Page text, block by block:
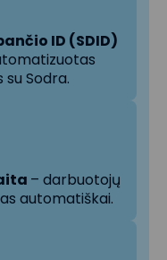
ID (SDID)
Sodra.
– darbuotojų
automatiškai.